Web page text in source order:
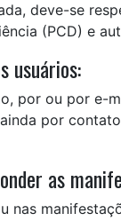
deve-se
(PCD) e
usuários:
por ou por e-
por
as
nas